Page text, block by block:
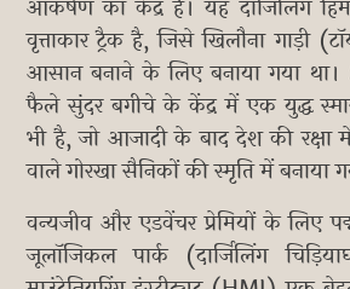
आकर्षण का केंद्र है। यह दार्जिलिंग
वृत्ताकार ट्रैक है, जिसे खिलौना गाड़ी
आसान बनाने के लिए बनाया गया
फैले सुंदर बगीचे के केंद्र में एक युद्ध
भी है, जो आजादी के बाद देश की रक्षा
वाले गोरखा सैनिकों की स्मृति में बनाया
वन्यजीव और एडवेंचर प्रेमियों के लिए
जूलॉजिकल पार्क (दार्जिलिंग